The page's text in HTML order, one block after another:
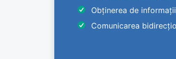
Obținerea de
Comunicarea